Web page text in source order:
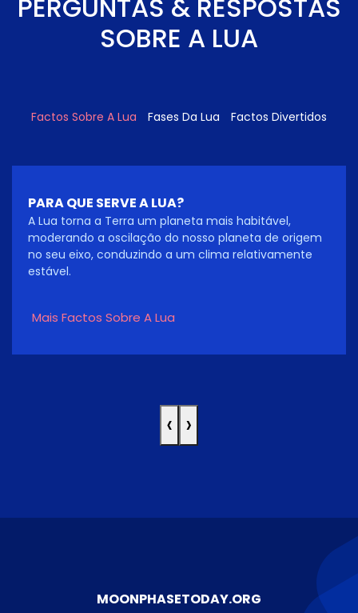
PERGUNTAS & RESPOSTAS
SOBRE A LUA
Factos Sobre A Lua Fases Da Lua Factos Divertidos
PARA QUE SERVE A LUA?
A Lua torna a Terra um planeta mais habitável,
moderando a oscilação do nosso planeta de origem
no seu eixo, conduzindo a um clima relativamente
estável.
Mais Factos Sobre A Lua
‹ ›
MOONPHASETODAY.ORG